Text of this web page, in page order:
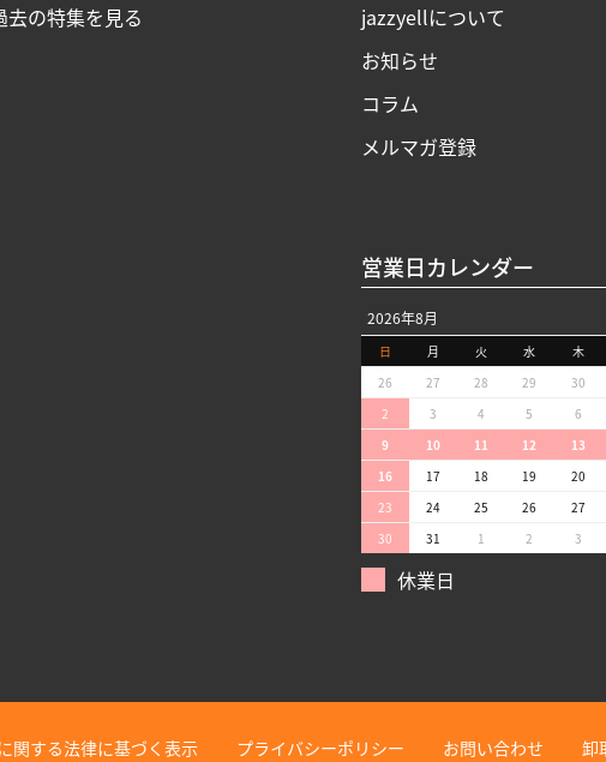
去の特集を見る
jazzyellについて
お知らせ
コラム
メルマガ登録
営業日カレンダー
2026年8月
日 月 火 水 木
26
27 28 29 30
2
3 4 5 6
9
10 11 12 13
16
17 18 19 20
23
24 25 26 27
30
31 1 2 3
休業日
関する法律に基づく表示 プライバシーポリシー お問い合わせ 卸